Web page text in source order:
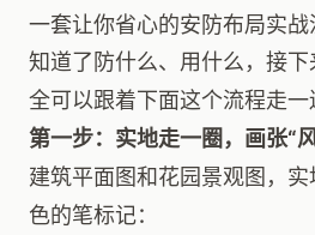
一套让你省心的安防布局实战
知道了防什么、用什么，接
全可以跟着下面这个流程走一
第一步：实地走一圈，画张“
建筑平面图和花园景观图，
色的笔标记：